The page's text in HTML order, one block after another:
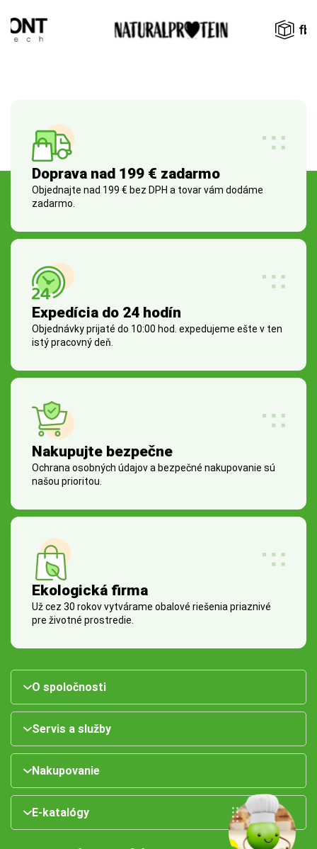
Doprava nad 199 € zadarmo
Objednajte nad 199 € bez DPH a tovar vám dodáme
zadarmo.
Expedícia do 24 hodín
Objednávky prijaté do 10:00 hod. expedujeme ešte v ten
istý pracovný deň.
Nakupujte bezpečne
Ochrana osobných údajov a bezpečné nakupovanie sú
našou prioritou.
Ekologická firma
Už cez 30 rokov vytvárame obalové riešenia priaznivé
pre životné prostredie.
O spoločnosti
Servis a služby
Nakupovanie
E-katalógy